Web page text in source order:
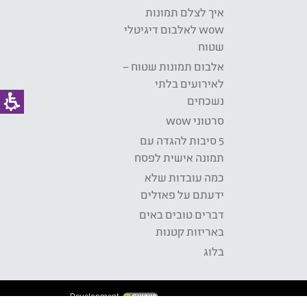
איך לצלם תמונות
wow לאלבום דיגיטלי
שטוח
אלבום תמונות שטוח –
לאירועים בלתי
נשכחים
סרטוני wow
5 סיבות להגדה עם
תמונה אישית לפסח
כמה עובדות שלא
ידעתם על פאזלים
דברים טובים באים
באריזות קטנות
בלוג
Development: